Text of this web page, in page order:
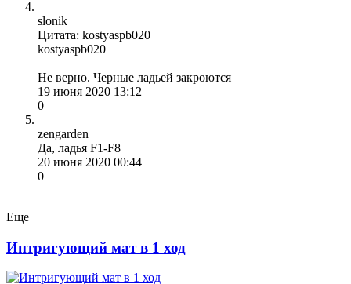
slonik
Цитата: kostyaspb020
kostyaspb020
Не верно. Черные ладьей закроются
19 июня 2020 13:12
0
zengarden
Да, ладья F1-F8
20 июня 2020 00:44
0
Еще
Интригующий мат в 1 ход